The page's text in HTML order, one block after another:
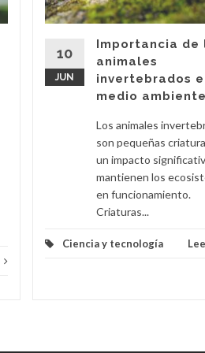
10
JUN
Importancia de
animales
invertebrados
medio ambiente
Los animales
son pequeñas
un impacto
mantienen los
en funcionamiento.
Criaturas...
Ciencia y tecnología